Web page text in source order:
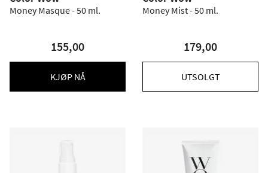
Money Masque - 50 ml.
155,00
KJØP NÅ
Money Mist - 50 ml.
179,00
UTSOLGT